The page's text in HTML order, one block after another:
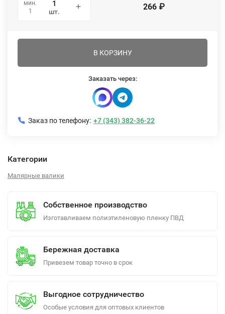
мин.
1
шт. 266 ₽
В КОРЗИНУ
Заказать через:
Заказ по телефону: +7 (343) 382-36-22
Категории
Малярные валики
Собственное производство
Изготавливаем полиэтиленовую пленку ПВД
Бережная доставка
Привезем товар точно в срок
Выгодное сотрудничество
Особые условия для оптовых клиентов